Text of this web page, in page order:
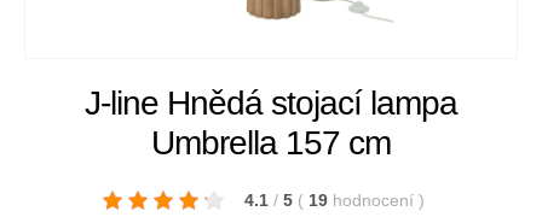
J-line Hnědá stojací lampa
Umbrella 157 cm
4.1 / 5 ( 19 hodnocení )